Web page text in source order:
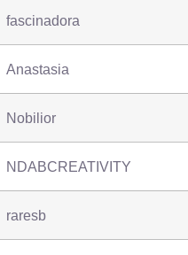
fascinadora
Anastasia
Nobilior
NDABCREATIVITY
raresb